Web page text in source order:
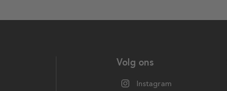
Volg ons
Instagram